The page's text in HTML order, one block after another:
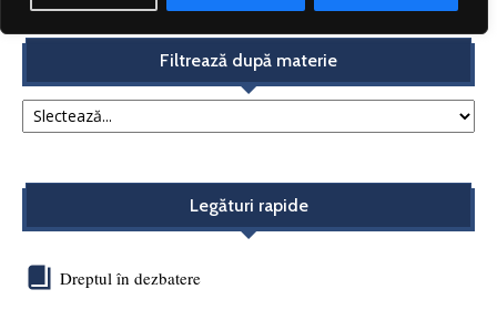
Filtrează după materie
Legături rapide
Dreptul în dezbatere